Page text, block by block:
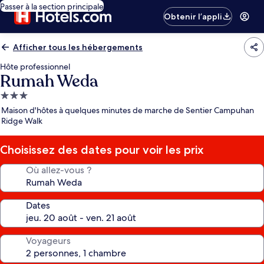
Passer à la section principale
Obtenir l’appli
Afficher tous les hébergements
Hôte professionnel
Rumah Weda
Hébergement
3.0 étoiles
Maison d'hôtes à quelques minutes de marche de Sentier Campuhan
Ridge Walk
Choisissez des dates pour voir les prix
Où allez-vous ?
Dates
Voyageurs